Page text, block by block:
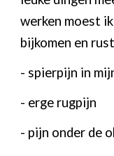
werken moest
bijkomen en
- spierpijn in
- erge rugpijn
- pijn onder de